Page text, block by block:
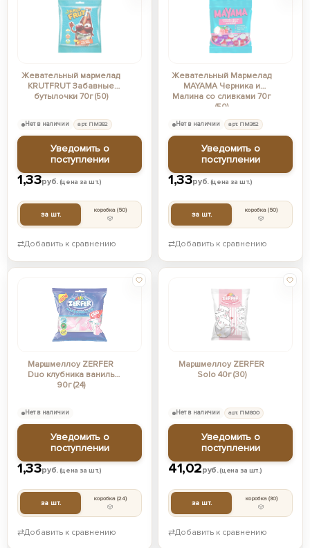
Жевательный мармелад
KRUTFRUT Забавные
бутылочки 70г (50)
1,33руб.(цена за шт.)
за шт. коробка(50)
Нет в наличии арт. ПМ382
Уведомить о
поступлении
⇄Добавить к сравнению
Жевательный Мармелад
MAYAMA Черника и
Малина со сливками 70г
(50)
1,33руб.(цена за шт.)
за шт. коробка(50)
Нет в наличии арт. ПМ362
Уведомить о
поступлении
⇄Добавить к сравнению
Маршмеллоу ZERFER
Duo клубника ваниль
90г (24)
1,33руб.(цена за шт.)
за шт. коробка(24)
Нет в наличии
Уведомить о
поступлении
⇄Добавить к сравнению
Маршмеллоу ZERFER
Solo 40г (30)
41,02руб.(цена за шт.)
за шт. коробка(30)
Нет в наличии арт. ПМ800
Уведомить о
поступлении
⇄Добавить к сравнению